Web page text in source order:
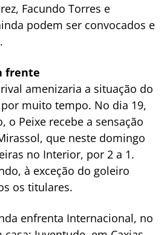
Facundo Torres e
podem ser convocados e
frente
amenizaria a situação do
muito tempo. No dia 19,
o Peixe recebe a sensação
que neste domingo
no Interior, por 2 a 1.
à exceção do goleiro
os titulares.
enfrenta Internacional, no